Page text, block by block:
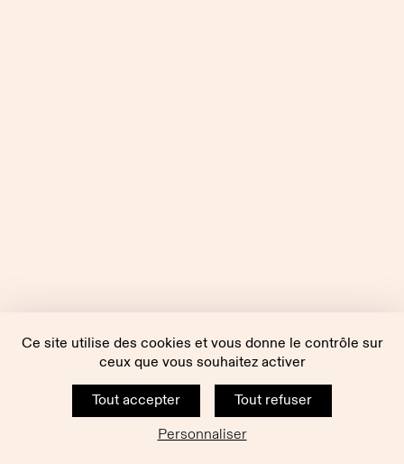
Ce site utilise des cookies et vous donne le contrôle sur
ceux que vous souhaitez activer
Tout accepter
Tout refuser
Personnaliser